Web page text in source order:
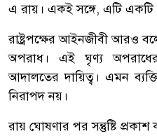
এ রায়। একই সঙ্গে, এটি
রাষ্ট্রপক্ষের আইনজীবী আরও
অপরাধ। এই ঘৃণ্য
আদালতের দায়িত্ব। এমন
নিরাপদ নয়।
রায় ঘোষণার পর সন্তুষ্টি প্রকাশ